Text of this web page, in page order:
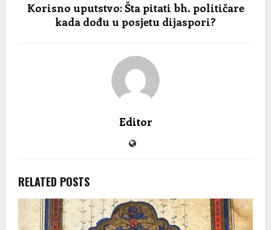
Korisno uputstvo: Šta pitati bh. političare
kada dođu u posjetu dijaspori?
Editor
RELATED POSTS